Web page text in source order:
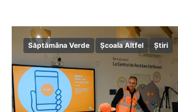
Săptămâna Verde Școala Altfel Știri